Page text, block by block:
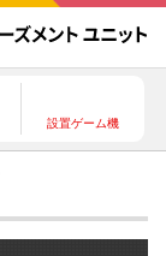
設置ゲーム機